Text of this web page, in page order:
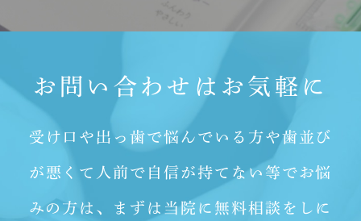
お問い合わせはお気軽に
受け口や出っ歯で悩んでいる方や歯並び
が悪くて人前で自信が持てない等でお悩
みの方は、 まずは当院に無料相談をしに